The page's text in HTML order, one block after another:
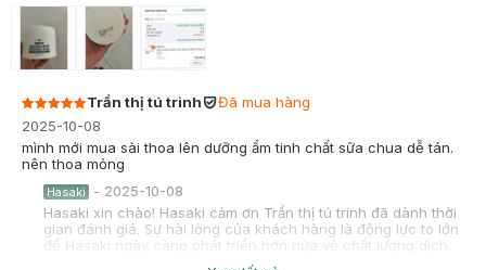
Trần thị tú trinh
Đã mua hàng
2025-10-08
mình mới mua sài thoa lên dưỡng ẩm tinh chất sữa chua dễ tán.
nên thoa mỏng
Hasaki - 2025-10-08
Hasaki xin chào! Hasaki cảm ơn Trần thị tú trinh đã dành thời
gian đánh giá. Sự hài lòng của khách hàng là động lực to lớn
để Hasaki ngày càng phát triển hơn nữa về chất lượng dịch
vụ. Cảm ơn bạn đã tin tưởng và mua sắm tại Hasaki!